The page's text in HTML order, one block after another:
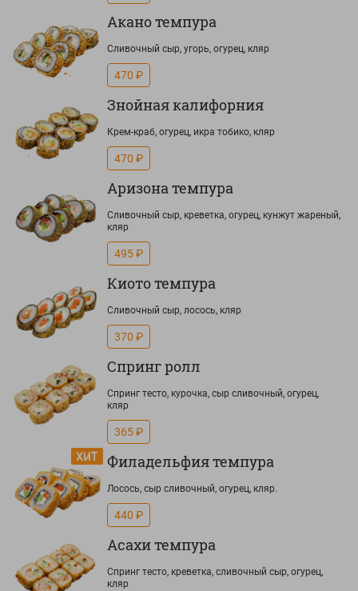
Акано темпура
Сливочный сыр, угорь, огурец, кляр
470 ₽
Знойная калифорния
Крем-краб, огурец, икра тобико, кляр
470 ₽
Аризона темпура
Сливочный сыр, креветка, огурец, кунжут жареный,
кляр
495 ₽
Киото темпура
Сливочный сыр, лосось, кляр
370 ₽
Спринг ролл
Спринг тесто, курочка, сыр сливочный, огурец,
кляр
365 ₽
Филадельфия темпура
Лосось, сыр сливочный, огурец, кляр.
440 ₽
Асахи темпура
Спринг тесто, креветка, сливочный сыр, огурец,
кляр